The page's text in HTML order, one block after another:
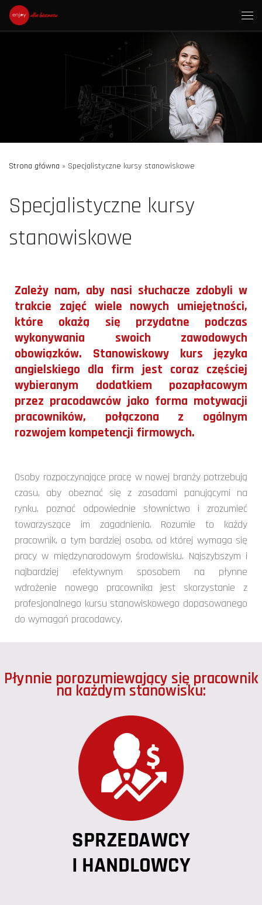
Skip to content
Strona główna » Specjalistyczne kursy stanowiskowe
Specjalistyczne kursy
stanowiskowe
Zależy nam, aby nasi słuchacze zdobyli w
trakcie zajęć wiele nowych umiejętności,
które okażą się przydatne podczas
wykonywania swoich zawodowych
obowiązków. Stanowiskowy kurs języka
angielskiego dla firm jest coraz częściej
wybieranym dodatkiem pozapłacowym
przez pracodawców jako forma motywacji
pracowników, połączona z ogólnym
rozwojem kompetencji firmowych.
Osoby rozpoczynające pracę w nowej branży potrzebują
czasu, aby obeznać się z zasadami panującymi na
rynku, poznać odpowiednie słownictwo i zrozumieć
towarzyszące im zagadnienia. Rozumie to każdy
pracownik, a tym bardziej osoba, od której wymaga się
pracy w międzynarodowym środowisku. Najszybszym i
najbardziej efektywnym sposobem na płynne
wdrożenie nowego pracownika jest skorzystanie z
profesjonalnego kursu stanowiskowego dopasowanego
do wymagań pracodawcy.
Płynnie porozumiewający się pracownik
na każdym stanowisku: